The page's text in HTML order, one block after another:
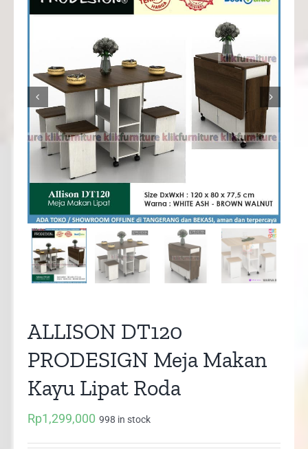
 
ALLISON DT120
PRODESIGN Meja Makan
Kayu Lipat Roda
Rp1,299,000 998 in stock